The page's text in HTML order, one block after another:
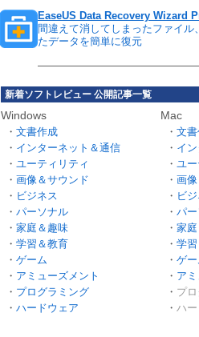
EaseUS Data Recovery Wizard
間違えて消してしまったファイル
たデータを簡単に復元
新着ソフトレビュー 公開記事一覧
Windows
文書作成
インターネット＆通信
ユーティリティ
画像＆サウンド
ビジネス
パーソナル
家庭＆趣味
学習＆教育
ゲーム
アミューズメント
プログラミング
ハードウェア
Mac
文
イ
ユ
画
ビ
パ
家
学
ゲー
ア
プ
ハ